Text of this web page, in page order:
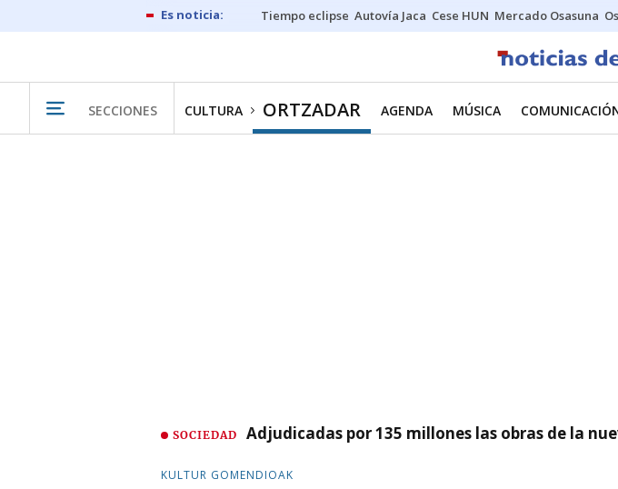
Tiempo eclipse Autovía Jaca Cese HUN Mercado Osasuna
SECCIONES CULTURA ORTZADAR AGENDA MÚSICA
SOCIEDAD Adjudicadas por 135 millones las obras de la
KULTUR GOMENDIOAK